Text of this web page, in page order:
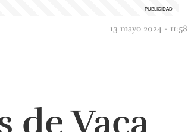
13 mayo 2024 - 11:58
de Vaca